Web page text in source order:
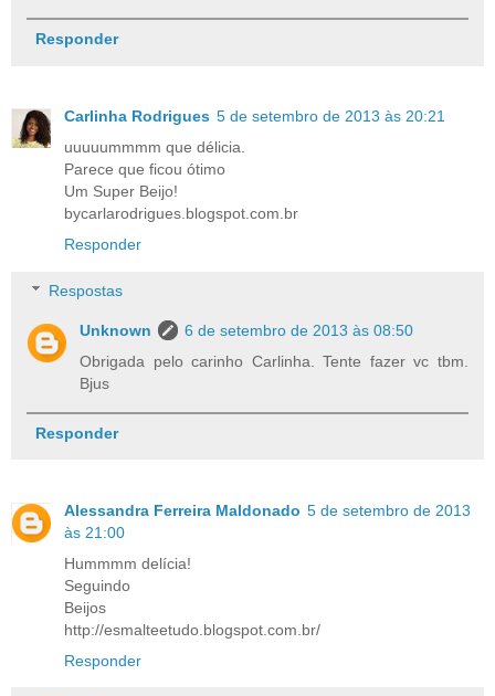
Responder
Carlinha Rodrigues 5 de setembro de 2013 às 20:21
uuuuummmm que délicia.
Parece que ficou ótimo
Um Super Beijo!
bycarlarodrigues.blogspot.com.br
Responder
Respostas
Unknown
6 de setembro de 2013 às 08:50
Obrigada pelo carinho Carlinha. Tente fazer vc tbm.
Bjus
Responder
Alessandra Ferreira Maldonado 5 de setembro de 2013
às 21:00
Hummmm delícia!
Seguindo
Beijos
http://esmalteetudo.blogspot.com.br/
Responder